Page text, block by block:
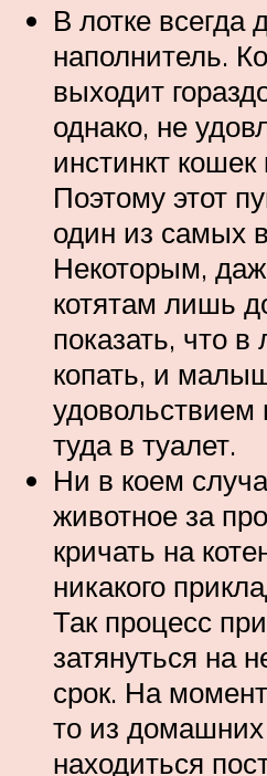
В лотке всегда
наполнитель.
выходит
однако, не
инстинкт
Поэтому этот
один из самых
Некоторым,
котятам лишь
показать, что
копать, и
удовольствием
туда в туалет.
Ни в коем
животное за
кричать на
никакого
Так процесс
затянуться на
срок. На
то из
находиться